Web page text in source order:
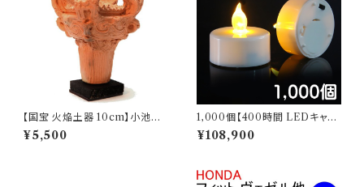
【国宝 火焔土器 10cm】小池ろ
うそく店 縄文ギャラリー JOMO
N
¥5,500
1,000個【400時間 LEDキャン
ドル】
¥108,900